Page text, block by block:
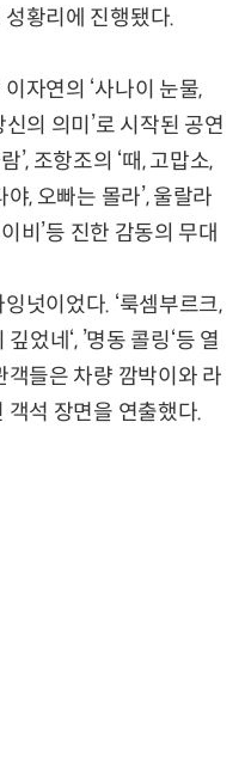
황리에 진행됐다.
자연의 ‘사나이 눈물,
의 의미’로 시작된 공연
’, 조항조의 ‘때, 고맙소,
, 오빠는 몰라’, 울랄라
비’등 진한 감동의 무대
넛이었다. ‘룩셈부르크,
었네‘, ’명동 콜링‘등 열
객들은 차량 깜박이와 라
객석 장면을 연출했다.